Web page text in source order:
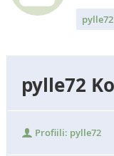
pylle72
pylle72
Profiili: pylle72